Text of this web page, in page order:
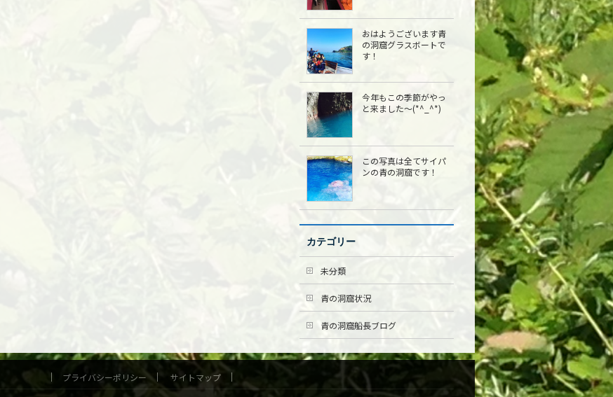
おはようございます青
の洞窟グラスボートで
す！
今年もこの季節がやっ
と来ました〜(*^_^*)
この写真は全てサイパ
ンの青の洞窟です！
カテゴリー
未分類
青の洞窟状況
青の洞窟船長ブログ
プライバシーポリシー サイトマップ